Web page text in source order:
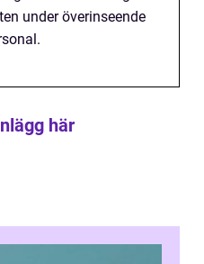
under överinseende
här